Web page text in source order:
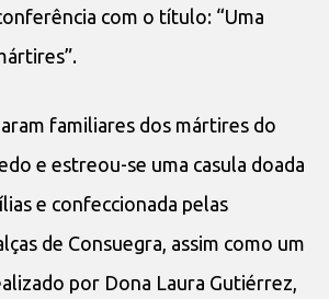
com o título: “Uma
familiares dos mártires do
e estreou-se uma casula doada
e confeccionada pelas
de Consuegra, assim como um
por Dona Laura Gutiérrez,